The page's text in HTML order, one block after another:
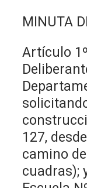
MINUTA
Artículo
127,
camino
cuadras);